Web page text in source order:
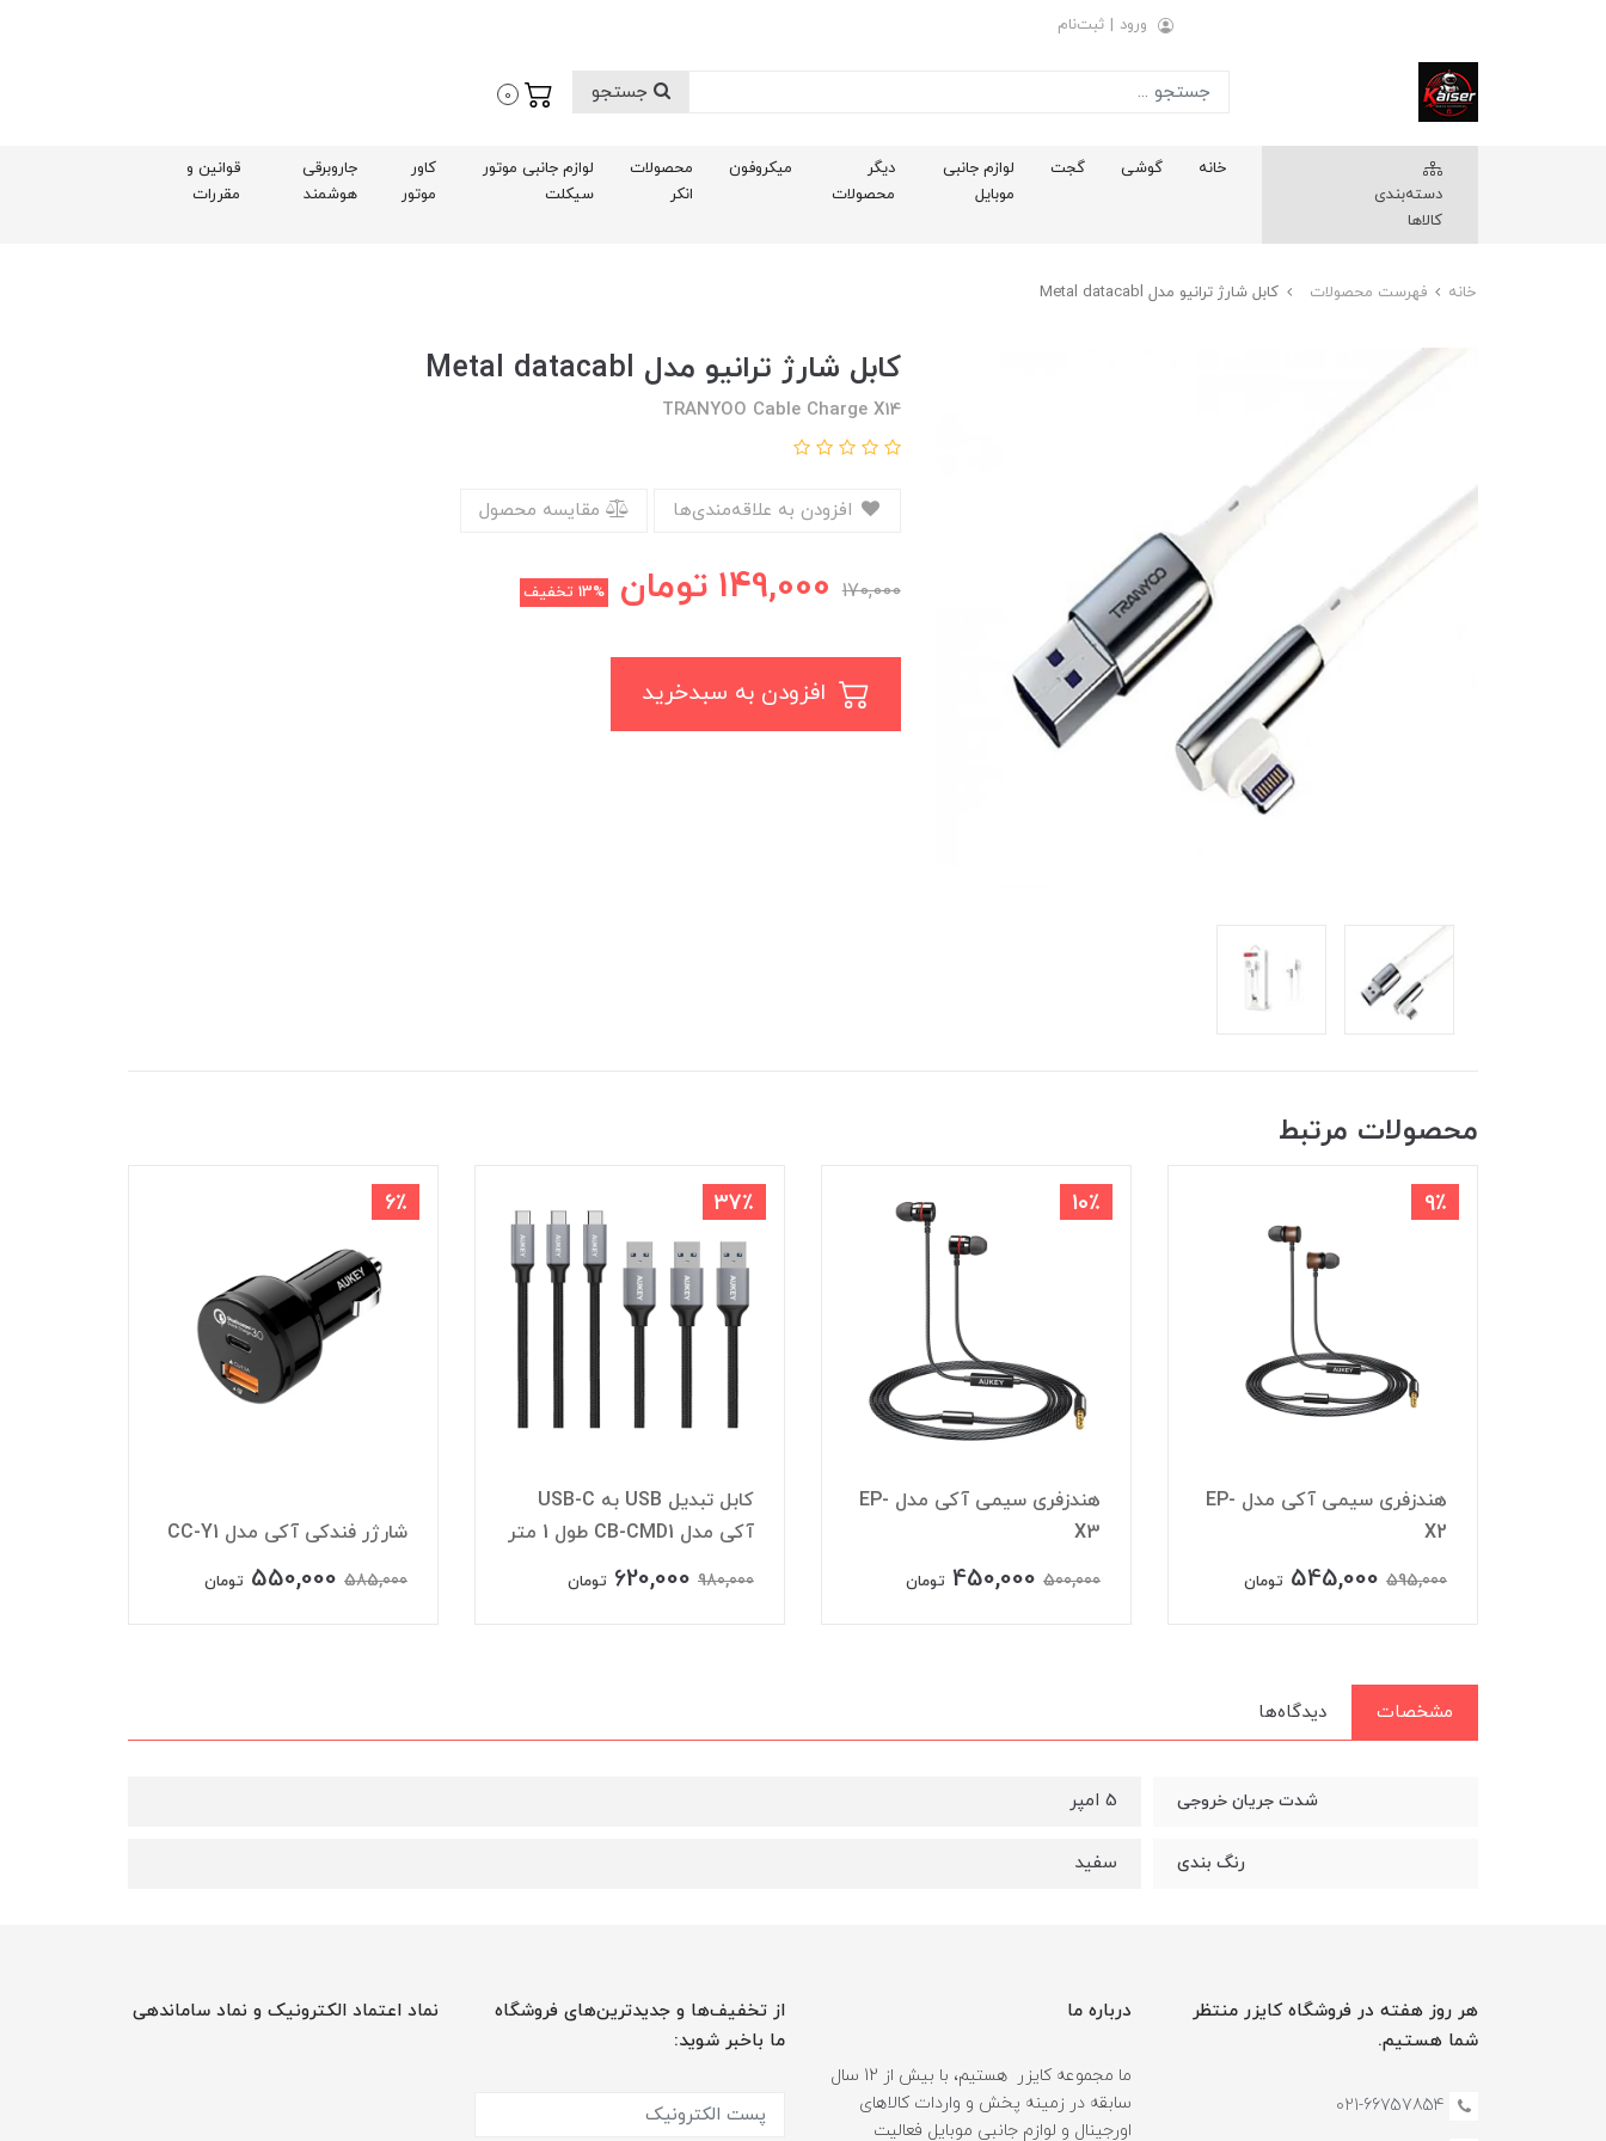
ورود | ثبت‌نام
0
دسته‌بندی
کالاها
خانه گوشی گجت
لوازم جانبی
موبایل
دیگر
محصولات
میکروفون
محصولات
انکر
لوازم جانبی موتور
سیکلت
کاور
موتور
جاروبرقی
هوشمند
قوانین و
مقررات
خانه فهرست محصولات کابل شارژ ترانیو مدل Metal datacabl
کابل شارژ ترانیو مدل Metal datacabl
TRANYOO Cable Charge X14
مقایسه محصول
170,000
149,000 تومان 13% تخفیف
محصولات مرتبط
9٪
هندزفری سیمی آکی مدل EP-
X2
595,000
545,000 تومان
10٪
هندزفری سیمی آکی مدل EP-
X3
500,000
450,000 تومان
37٪
کابل تبدیل USB به USB-C
آکی مدل CB-CMD1 طول 1 متر
980,000
620,000 تومان
6٪
شارژر فندکی آکی مدل CC-Y1
585,000
550,000 تومان
مشخصات دیدگاه‌ها
شدت جریان خروجی 5 امپر
رنگ بندی سفید
هر روز هفته در فروشگاه کایزر منتظر
شما هستیم.
021-66757854
درباره ما
ما مجموعه کایزر هستیم، با بیش از 12 سال
سابقه در زمینه پخش و واردات کالاهای
اورجینال و لوازم جانبی موبایل فعالیت
از تخفیف‌ها و جدیدترین‌های فروشگاه
ما باخبر شوید:
نماد اعتماد الکترونیک و نماد ساماندهی